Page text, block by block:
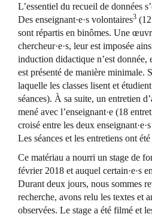
L’essentiel du recueil de données
Des enseignant·e·s volontaires3
sont répartis en binômes. Une
chercheur·e·s, leur est imposée
induction didactique n’est donnée,
est présenté de manière minimale.
laquelle les classes lisent et
séances). À sa suite, un entretien
mené avec l’enseignant·e (18
croisé entre les deux
Les séances et les entretiens ont
Ce matériau a nourri un stage de
février 2018 et auquel certain·e·s
Durant deux jours, nous sommes
recherche, avons relu les textes et
observées. Le stage a été filmé et